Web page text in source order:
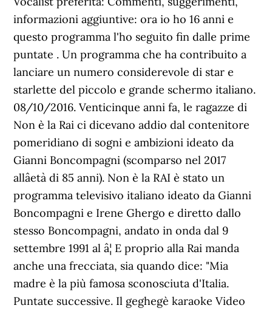
informazioni aggiuntive: ora io ho 16 anni e
questo programma l'ho seguito fin dalle prime
puntate . Un programma che ha contribuito a
lanciare un numero considerevole di star e
starlette del piccolo e grande schermo italiano.
08/10/2016. Venticinque anni fa, le ragazze di
Non è la Rai ci dicevano addio dal contenitore
pomeridiano di sogni e ambizioni ideato da
Gianni Boncompagni (scomparso nel 2017
allâetà di 85 anni). Non è la RAI è stato un
programma televisivo italiano ideato da Gianni
Boncompagni e Irene Ghergo e diretto dallo
stesso Boncompagni, andato in onda dal 9
settembre 1991 al â¦ E proprio alla Rai manda
anche una frecciata, sia quando dice: "Mia
madre è la più famosa sconosciuta d'Italia.
Puntate successive. Il geghegè karaoke Video